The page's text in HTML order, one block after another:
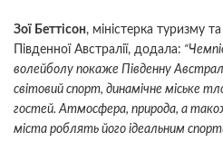
Зої Беттісон, міністерка туризму
Південної Австралії, додала:
волейболу покаже Південну
світовий спорт, динамічне міське
гостей. Атмосфера, природа, а
міста роблять його ідеальним